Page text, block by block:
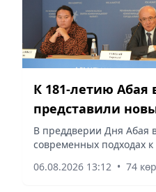
К 181-летию Абая
представили
разработки в
В преддверии Дня Абая
современных подходах
новых научно-
06.08.2026 13:12 • 74